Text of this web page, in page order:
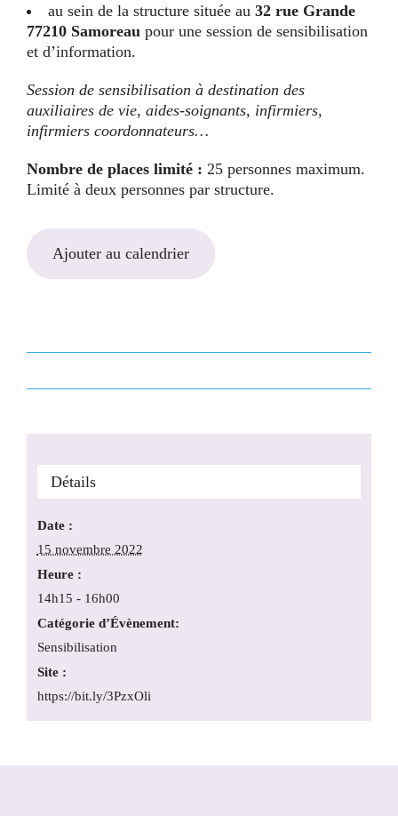
au sein de la structure située au 32 rue Grande
77210 Samoreau pour une session de sensibilisation
et d’information.
Session de sensibilisation à destination des
auxiliaires de vie, aides-soignants, infirmiers,
infirmiers coordonnateurs…
Nombre de places limité : 25 personnes maximum.
Limité à deux personnes par structure.
Ajouter au calendrier
Détails
Date :
15 novembre 2022
Heure :
14h15 - 16h00
Catégorie d’Évènement:
Sensibilisation
Site :
https://bit.ly/3PzxOli